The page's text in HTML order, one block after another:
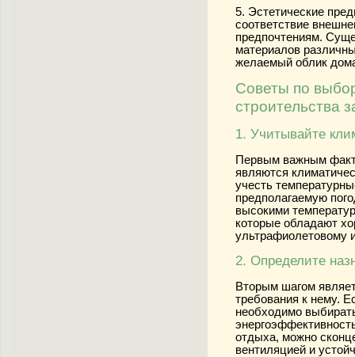
5. Эстетические
соответствие
предпочтениям.
материалов
желаемый облик
Советы по
строительства
1. Учитывайте
Первым важным
являются
учесть
предполагаемую
высокими
которые обладают
ультрафиолетовому
2. Определите
Вторым шагом
требования к нему.
необходимо
отдыха, можно
вентиляцией и